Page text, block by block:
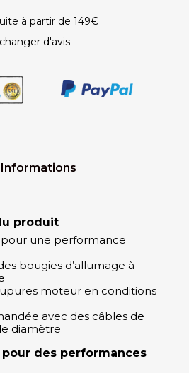
à partir de 149€
d'avis
Informations
produit
pour une performance
bougies d’allumage à
moteur en conditions
avec des câbles de
diamètre
des performances